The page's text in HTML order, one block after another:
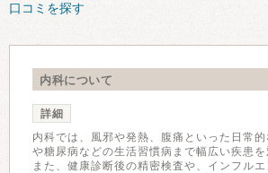
口コミを探す
内科について
詳細
内科では、風邪や発熱、腹痛といった日常
や糖尿病などの生活習慣病まで幅広い疾患を
また、健康診断後の精密検査や、インフル